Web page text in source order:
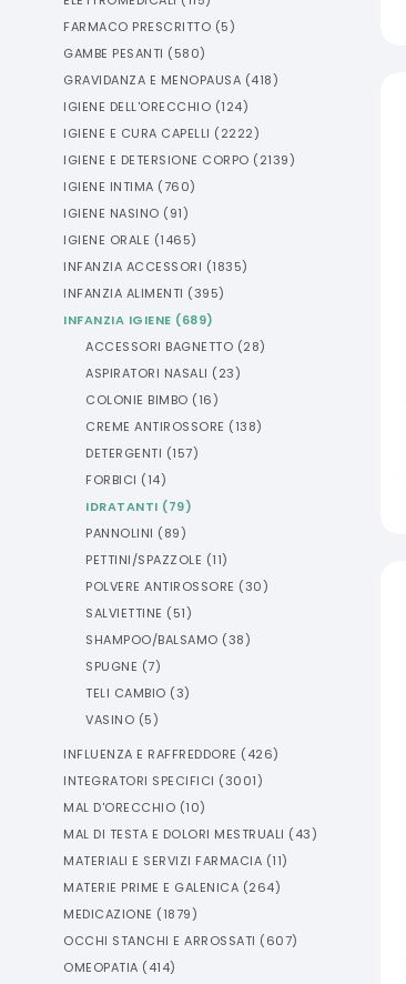
FARMACO PRESCRITTO (5)
GAMBE PESANTI (580)
GRAVIDANZA E MENOPAUSA (418)
IGIENE DELL'ORECCHIO (124)
IGIENE E CURA CAPELLI (2222)
IGIENE E DETERSIONE CORPO (2139)
IGIENE INTIMA (760)
IGIENE NASINO (91)
IGIENE ORALE (1465)
INFANZIA ACCESSORI (1835)
INFANZIA ALIMENTI (395)
INFANZIA IGIENE (689)
ACCESSORI BAGNETTO (28)
ASPIRATORI NASALI (23)
COLONIE BIMBO (16)
CREME ANTIROSSORE (138)
DETERGENTI (157)
FORBICI (14)
IDRATANTI (79)
PANNOLINI (89)
PETTINI/SPAZZOLE (11)
POLVERE ANTIROSSORE (30)
SALVIETTINE (51)
SHAMPOO/BALSAMO (38)
SPUGNE (7)
TELI CAMBIO (3)
VASINO (5)
INFLUENZA E RAFFREDDORE (426)
INTEGRATORI SPECIFICI (3001)
MAL D'ORECCHIO (10)
MAL DI TESTA E DOLORI MESTRUALI (43)
MATERIALI E SERVIZI FARMACIA (11)
MATERIE PRIME E GALENICA (264)
MEDICAZIONE (1879)
OCCHI STANCHI E ARROSSATI (607)
OMEOPATIA (414)